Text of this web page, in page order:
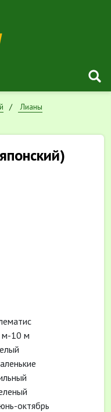
Лианы
м-10 м
октябрь